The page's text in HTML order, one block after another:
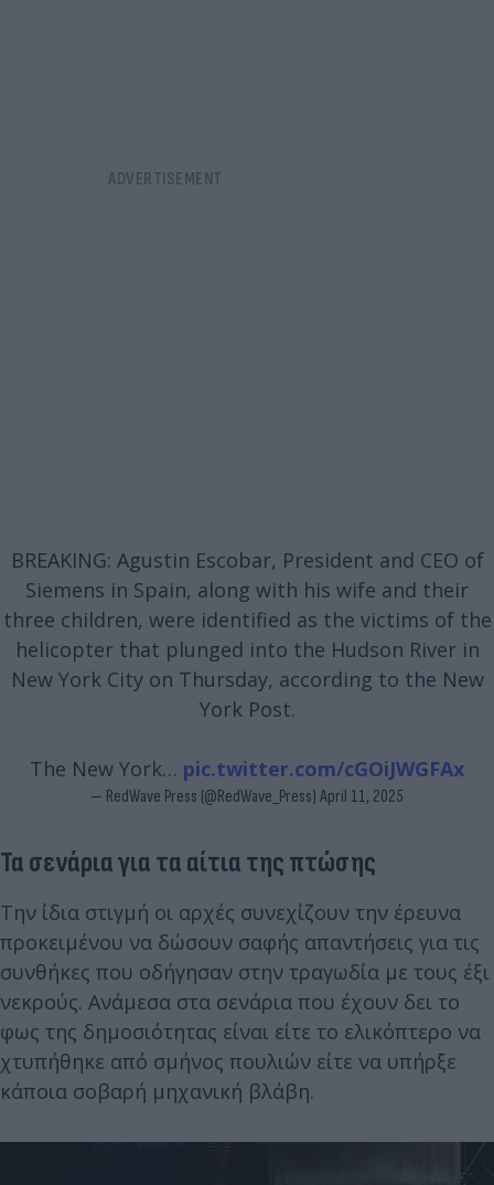
BREAKING: Agustin Escobar, President and CEO of
Siemens in Spain, along with his wife and their
three children, were identified as the victims of the
helicopter that plunged into the Hudson River in
New York City on Thursday, according to the New
York Post.
The New York… pic.twitter.com/cGOiJWGFAx
— RedWave Press (@RedWave_Press) April 11, 2025
Τα σενάρια για τα αίτια της πτώσης
Την ίδια στιγμή οι αρχές συνεχίζουν την έρευνα
προκειμένου να δώσουν σαφής απαντήσεις για τις
συνθήκες που οδήγησαν στην τραγωδία με τους έξι
νεκρούς. Ανάμεσα στα σενάρια που έχουν δει το
φως της δημοσιότητας είναι είτε το ελικόπτερο να
χτυπήθηκε από σμήνος πουλιών είτε να υπήρξε
κάποια σοβαρή μηχανική βλάβη.